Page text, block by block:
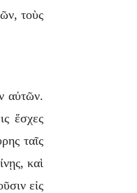
τοὺς
αὐτῶν.
ἔσχες
ταῖς
καὶ
εἰς